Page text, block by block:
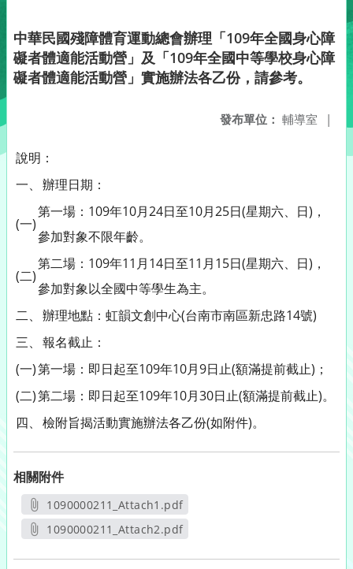
中華民國殘障體育運動總會辦理「109年全國身心障
礙者體適能活動營」及「109年全國中等學校身心障
礙者體適能活動營」實施辦法各乙份，請參考。
發布單位： 輔導室 |
說明：
一、 辦理日期：
(一)
第一場：109年10月24日至10月25日(星期六、日)，
參加對象不限年齡。
(二)
第二場：109年11月14日至11月15日(星期六、日)，
參加對象以全國中等學生為主。
二、 辦理地點：虹韻文創中心(台南市南區新忠路14號)
三、 報名截止：
(一)第一場：即日起至109年10月9日止(額滿提前截止)；
(二)第二場：即日起至109年10月30日止(額滿提前截止)。
四、 檢附旨揭活動實施辦法各乙份(如附件)。
相關附件
1090000211_Attach1.pdf
另開新視窗
1090000211_Attach2.pdf